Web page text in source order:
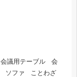
会議用テーブル
会
ソファ
ことわざ